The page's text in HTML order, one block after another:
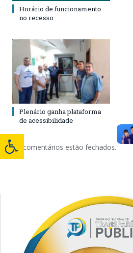
Horário de funcionamento
no recesso
Plenário ganha plataforma
de acessibilidade
Os comentários estão fechados.